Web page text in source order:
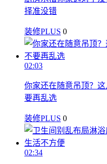
择准没错
装修PLUS 0
02:03
你家还在随意吊顶？
要再乱选
装修PLUS 0
02:34